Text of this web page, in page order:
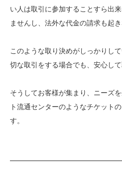
い人は取引に参加することすら出
ませんし、法外な代金の請求も起き
このような取り決めがしっかりし
切な取引をする場合でも、安心して
そうしてお客様が集まり、ニーズ
ト流通センターのようなチケット
す。